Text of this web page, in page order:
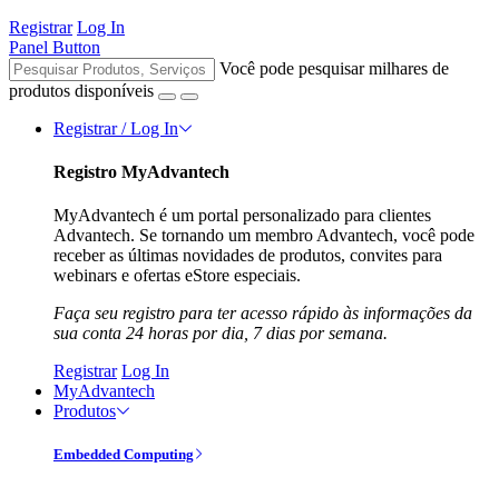
Registrar Log In
Panel Button
Você pode pesquisar milhares de
produtos disponíveis
Registrar / Log In
Registro MyAdvantech
MyAdvantech é um portal personalizado para clientes
Advantech. Se tornando um membro Advantech, você pode
receber as últimas novidades de produtos, convites para
webinars e ofertas eStore especiais.
Faça seu registro para ter acesso rápido às informações da
sua conta 24 horas por dia, 7 dias por semana.
Registrar Log In
MyAdvantech
Produtos
Embedded Computing